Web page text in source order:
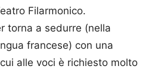
Filarmonico.
torna a sedurre (nella
francese) con una
alle voci è richiesto molto